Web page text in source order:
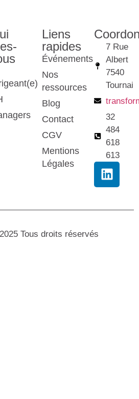
Liens
rapides
Événements
Nos
ressources
Blog
Contact
CGV
Mentions
Légales
7 Rue
Albert
7540
Tournai
32
484
618
613
Tous droits réservés